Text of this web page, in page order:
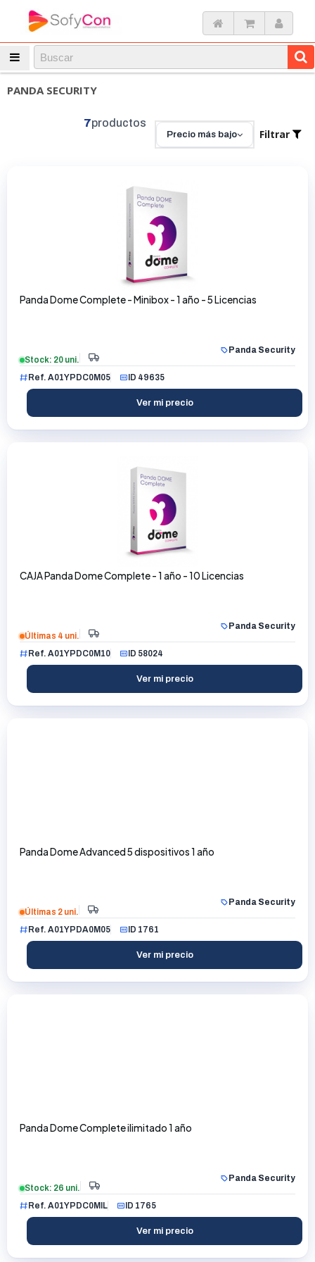
PANDA SECURITY
Filtrar
Precio más bajo
7productos
Panda Dome Complete - Minibox - 1 año - 5 Licencias
Panda Security
Stock: 20 uni.
Ref. A01YPDC0M05
ID 49635
Ver mi precio
CAJA Panda Dome Complete - 1 año - 10 Licencias
Panda Security
Últimas 4 uni.
Ref. A01YPDC0M10
ID 58024
Ver mi precio
Panda Dome Advanced 5 dispositivos 1 año
Panda Security
Últimas 2 uni.
Ref. A01YPDA0M05
ID 1761
Ver mi precio
Panda Dome Complete ilimitado 1 año
Panda Security
Stock: 26 uni.
Ref. A01YPDC0MIL
ID 1765
Ver mi precio